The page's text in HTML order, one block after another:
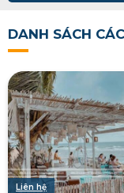
DANH SÁCH
Liên hệ